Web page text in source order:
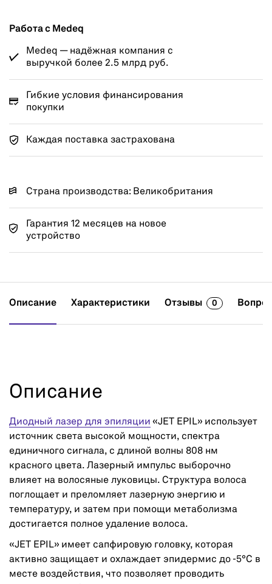
Работа с Medeq
Medeq — надёжная компания с
выручкой более 2.5 млрд руб.
Гибкие условия финансирования
покупки
Каждая поставка застрахована
Страна производства: Великобритания
Гарантия 12 месяцев на новое
устройство
Описание Характеристики Отзывы 0
Описание
Диодный лазер для эпиляции «JET EPIL» использует
источник света высокой мощности, спектра
единичного сигнала, с длиной волны 808 нм
красного цвета. Лазерный импульс выборочно
влияет на волосяные луковицы. Структура волоса
поглощает и преломляет лазерную энергию и
температуру, и затем при помощи метаболизма
достигается полное удаление волоса.
«JET EPIL» имеет сапфировую головку, которая
активно защищает и охлаждает эпидермис до -5°С в
месте воздействия, что позволяет проводить